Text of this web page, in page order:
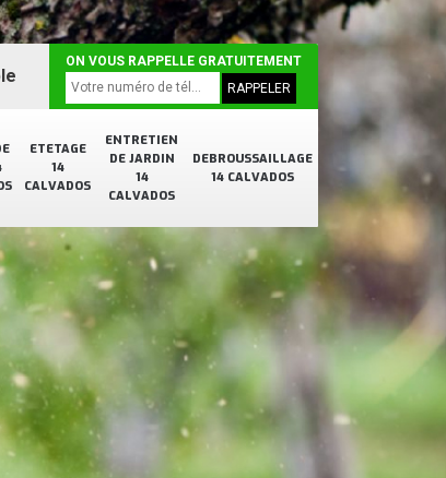
ETETAGE
14
CALVADOS
ENTRETIEN
DE JARDIN
14
CALVADOS
DEBROUSSAILLAGE
14 CALVADOS
ON VOUS RAPPELLE GRATUITEMENT